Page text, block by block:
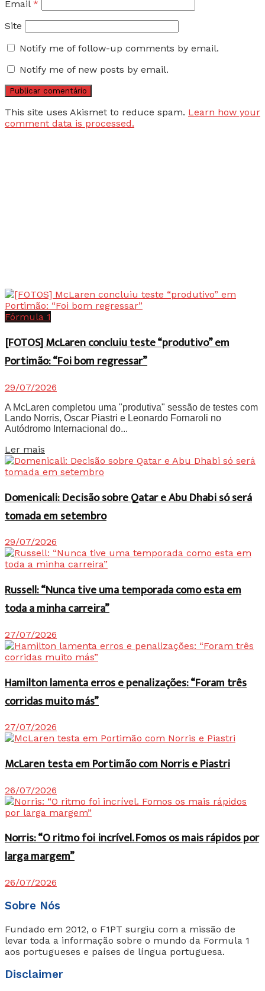
Email *
Site
Notify me of follow-up comments by email.
Notify me of new posts by email.
This site uses Akismet to reduce spam. Learn how your
comment data is processed.
Fórmula 1
[FOTOS] McLaren concluiu teste “produtivo” em
Portimão: “Foi bom regressar”
29/07/2026
A McLaren completou uma "produtiva" sessão de testes com
Lando Norris, Oscar Piastri e Leonardo Fornaroli no
Autódromo Internacional do...
Ler mais
Domenicali: Decisão sobre Qatar e Abu Dhabi só será
tomada em setembro
29/07/2026
Russell: “Nunca tive uma temporada como esta em
toda a minha carreira”
27/07/2026
Hamilton lamenta erros e penalizações: “Foram três
corridas muito más”
27/07/2026
McLaren testa em Portimão com Norris e Piastri
26/07/2026
Norris: “O ritmo foi incrível. Fomos os mais rápidos por
larga margem”
26/07/2026
Sobre Nós
Fundado em 2012, o F1PT surgiu com a missão de
levar toda a informação sobre o mundo da Formula 1
aos portugueses e países de língua portuguesa.
Disclaimer